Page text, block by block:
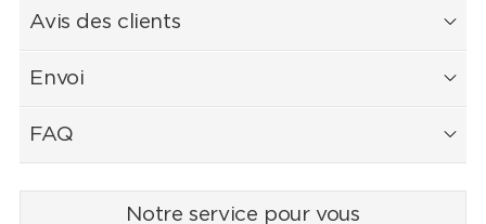
Avis des clients
Envoi
FAQ
Notre service pour vous